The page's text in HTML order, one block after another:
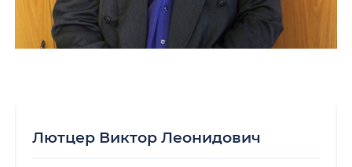
Лютцер Виктор Леонидович